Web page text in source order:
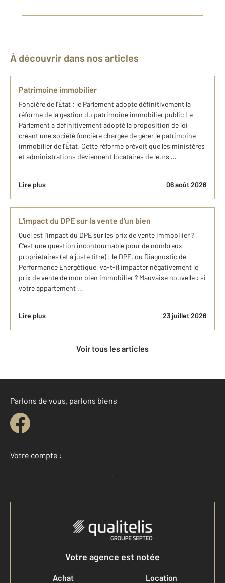
À découvrir dans nos articles
Patrimoine immobilier
Foncière de l'État : le Parlement adopte définitivement la
réforme de la gestion du patrimoine immobilier public Le
Parlement a définitivement adopté la proposition de loi
créant une société foncière chargée de gérer le patrimoine
immobilier de l'État. Cette réforme prévoit que les ministères
et administrations deviennent locataires de leurs ...
Lire plus 06 août 2026
L'impact du DPE sur la vente d'un bien
Quel est l'impact du DPE sur les prix de vente immobilier ?
C’est une question incontournable pour de nombreux
propriétaires (et à juste titre) : le DPE, ou Diagnostic de
Performance Energétique, va-t-il impacter négativement le
prix de vente de mon bien immobilier ? Mauvaise nouvelle : si
votre appartement ...
Lire plus 23 juillet 2026
Voir tous les articles
Parlons de vous, parlons biens
Votre compte :
Accéder à mon compte
Votre agence est notée
Achat
Location